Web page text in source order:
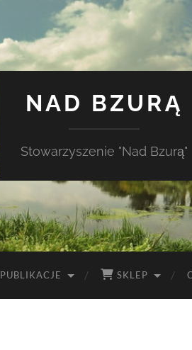
NAD BZURĄ
Stowarzyszenie "Nad Bzurą"
PUBLIKACJE SKLEP